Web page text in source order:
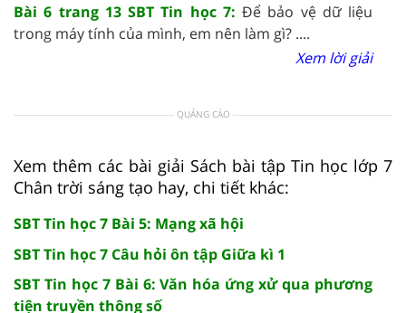
Bài 6 trang 13 SBT Tin học 7: Để bảo vệ dữ liệu
trong máy tính của mình, em nên làm gì? ....
Xem lời giải
QUẢNG CÁO
Xem thêm các bài giải Sách bài tập Tin học lớp 7
Chân trời sáng tạo hay, chi tiết khác:
SBT Tin học 7 Bài 5: Mạng xã hội
SBT Tin học 7 Câu hỏi ôn tập Giữa kì 1
SBT Tin học 7 Bài 6: Văn hóa ứng xử qua phương
tiện truyền thông số